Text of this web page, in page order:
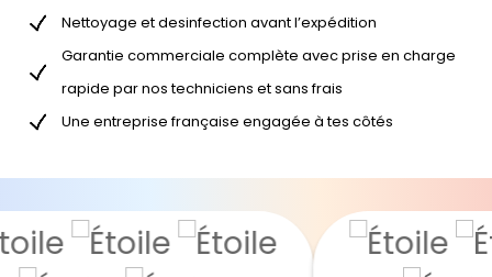
Nettoyage et desinfection avant l’expédition
Garantie commerciale complète avec prise en charge
rapide par nos techniciens et sans frais
Une entreprise française engagée à tes côtés